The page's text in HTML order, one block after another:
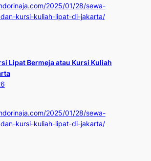
2025/01/28/sewa-
kursi-kuliah-lipat-di-jakarta/
Lipat Bermeja atau Kursi Kuliah
2025/01/28/sewa-
kursi-kuliah-lipat-di-jakarta/